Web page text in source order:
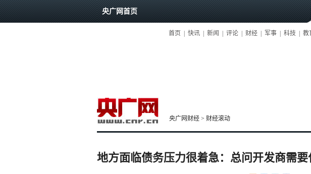
央广网首页
首页 快讯 新闻 评论 财经 军事 科技 教
央广网财经 > 财经滚动
地方面临债务压力很着急：总问开发商需